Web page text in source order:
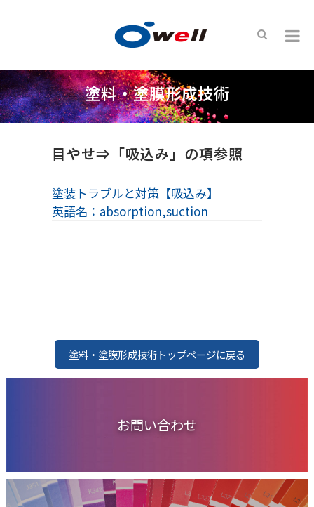
塗料・塗膜形成技術
目やせ⇒「吸込み」の項参照
塗装トラブルと対策【吸込み】
英語名：absorption,suction
塗料・塗膜形成技術トップページに戻る
お問い合わせ